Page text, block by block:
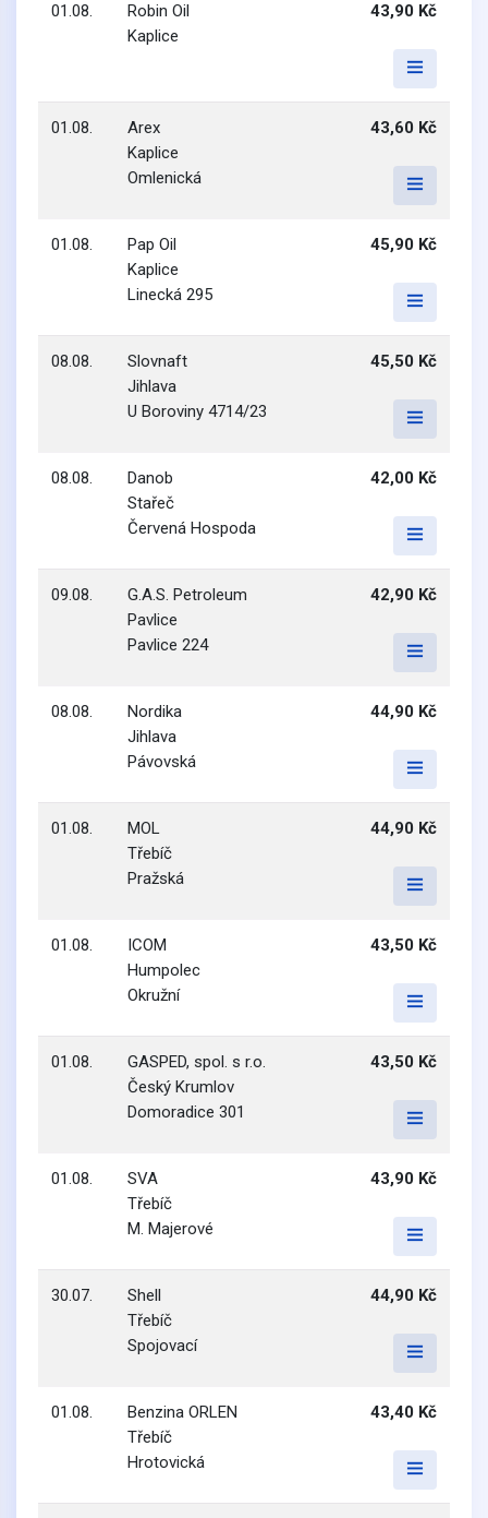
01.08.
Robin Oil
Kaplice
43,90 Kč
01.08.
Arex
Kaplice
Omlenická
43,60 Kč
01.08.
Pap Oil
Kaplice
Linecká 295
45,90 Kč
08.08.
Slovnaft
Jihlava
U Boroviny 4714/23
45,50 Kč
08.08.
Danob
Stařeč
Červená Hospoda
42,00 Kč
09.08.
G.A.S. Petroleum
Pavlice
Pavlice 224
42,90 Kč
08.08.
Nordika
Jihlava
Pávovská
44,90 Kč
01.08.
MOL
Třebíč
Pražská
44,90 Kč
01.08.
ICOM
Humpolec
Okružní
43,50 Kč
01.08.
GASPED, spol. s r.o.
Český Krumlov
Domoradice 301
43,50 Kč
01.08.
SVA
Třebíč
M. Majerové
43,90 Kč
30.07.
Shell
Třebíč
Spojovací
44,90 Kč
01.08.
Benzina ORLEN
Třebíč
Hrotovická
43,40 Kč